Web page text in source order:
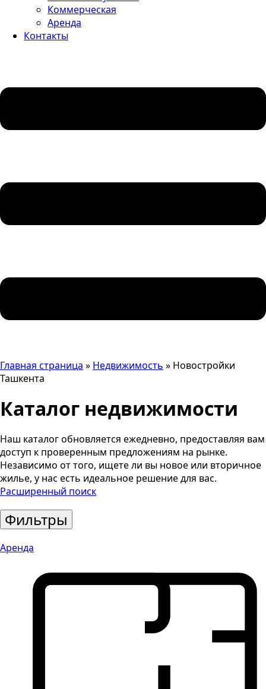
Коммерческая
Аренда
Контакты
Главная страница » Недвижимость » Новостройки
Ташкента
Каталог недвижимости
Наш каталог обновляется ежедневно, предоставляя вам
доступ к проверенным предложениям на рынке.
Независимо от того, ищете ли вы новое или вторичное
жилье, у нас есть идеальное решение для вас.
Расширенный поиск
Фильтры
Аренда